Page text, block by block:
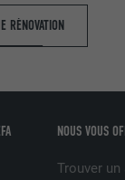
RÉNOVATION
NOUS VOUS
Trouver
par LinkedIn